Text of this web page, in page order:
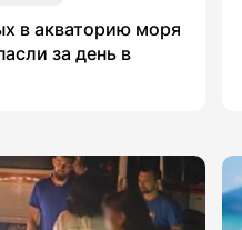
в акваторию моря
за день в